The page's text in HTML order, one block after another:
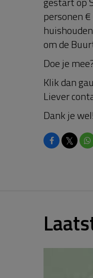
personen
om de
Doe je
Klik dan
Liever
Dank je
𝕏